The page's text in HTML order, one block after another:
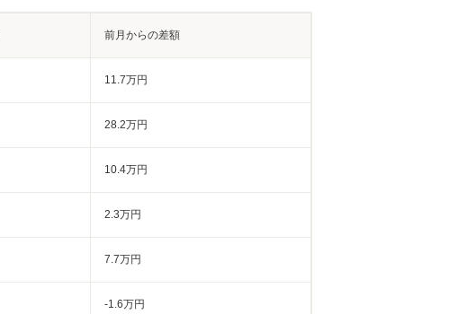
前月からの差額
11.7万円
28.2万円
10.4万円
2.3万円
7.7万円
-1.6万円